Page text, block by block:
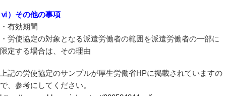
ⅵ）その他の事項
・有効期間
・労使協定の対象となる派遣労働者の範囲を派遣労働者の一部に
限定する場合は、その理由
上記の労使協定のサンプルが厚生労働省HPに掲載されていますの
で、参考にしてください。